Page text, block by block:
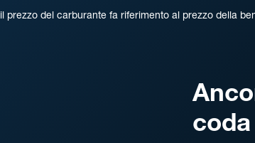
il prezzo del carburante fa riferimento al prezzo della